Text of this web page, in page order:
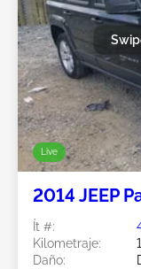
Live
2014 JEEP
Ít #:
Kilometraje:
Daño: